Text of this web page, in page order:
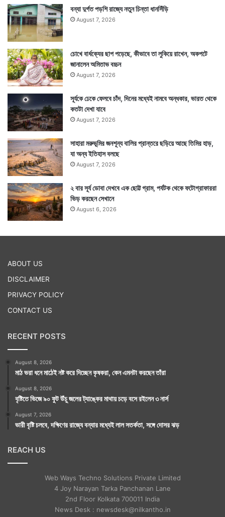
আরেকটা হল বারবেলা, কালবেলা ও কালরাত্রি। এই সময় যেকোনও
শুভকাজ নিষ্ফলই হয়ে থাকে। সুতরাং আনুমানিক সময় ধরে কাজ
করলে ভাল ফল আশা করা যেতে পারে।
আজকের সময়সূচী :
রাত্রি ৬টা ৫১ মিনিট থেকে ৯টা ১ মিনিটের মধ্যে। পুনরায় ১১টা
৫৫ মিনিট থেকে ২টো ৫ মিনিটের মধ্যে। পুনরায় ৩টে ৩২ মিনিট
থেকে সূর্যোদয় পর্যন্ত।
মাহেন্দ্রযোগ : সকাল ৫টা ৫১ মিনিটের মধ্যে। পুনরায় ৯টা ২২
মিনিট থেকে ১১টা ৭ মিনিটের মধ্যে।
বারবেলা : বিকেল ২টো ৫১ মিনিট থেকে সূর্যাস্ত পর্যন্ত।
কালরাত্রি : রাত্রি ১১টা ৩৩ মিনিট থেকে ১২টা ৫৪ মিনিটের
বন্যা দুর্গত পড়শি রাজ্যে নতুন চিন্তা ধানসিঁড়ি
August 7, 2026
চোখে বার্ধক্যের ছাপ পড়েছে, কীভাবে তা লুকিয়ে রাখেন, অকপটে
জানালেন অমিতাভ বচ্চন
August 7, 2026
সূর্যকে ঢেকে ফেলবে চাঁদ, দিনের মধ্যেই নামবে অন্ধকার, ভারত থেকে
কতটা দেখা যাবে
August 7, 2026
সাহারা মরুভূমির জনশূন্য বালির প্রান্তরে ছড়িয়ে আছে তিমির হাড়,
যা অন্য ইতিহাস বলছে
August 7, 2026
২ বার সূর্য ডোবা দেখবে এক ছোট্ট গ্রাম, পর্যটক থেকে ফটোগ্রাফাররা
ভিড় করছেন সেখানে
August 6, 2026
ABOUT US
DISCLAIMER
PRIVACY POLICY
CONTACT US
RECENT POSTS
August 8, 2026
মাঠ ভরা ধনে মাঠেই নষ্ট করে দিচ্ছেন কৃষকরা, কেন এমনটা করছেন তাঁরা
August 8, 2026
বৃষ্টিতে ভিজে ৯০ ফুট উঁচু জলের ট্যাঙ্কের মাথায় চড়ে বসে রইলেন ৩ নার্স
August 7, 2026
ভারী বৃষ্টি চলবে, দক্ষিণের রাজ্যে বন্যার মধ্যেই লাল সতর্কতা, সঙ্গে দোসর ঝড়
REACH US
Web Ways Techno Solutions Private Limited
4 Joy Narayan Tarka Panchanan Lane
2nd Floor Kolkata 700011 India
News Desk : newsdesk@nilkantho.in